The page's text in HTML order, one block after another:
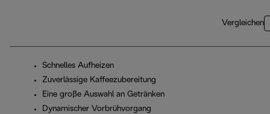
Vergleichen
Schnelles Aufheizen
Zuverlässige Kaffeezubereitung
Eine große Auswahl an Getränken
Dynamischer Vorbrühvorgang